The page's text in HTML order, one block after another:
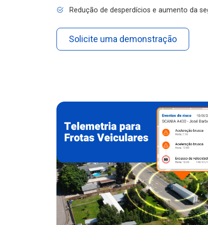
Redução de desperdícios e aumento da
Solicite uma demonstração